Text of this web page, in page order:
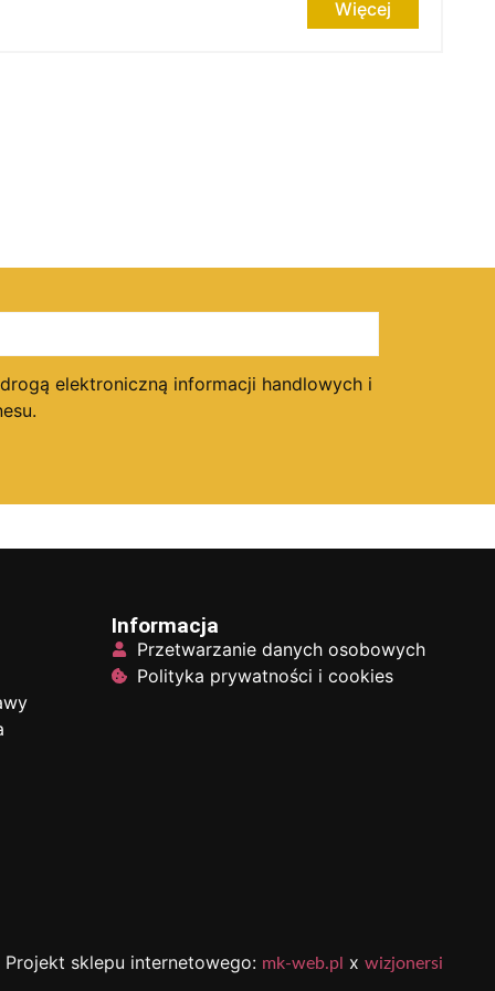
Więcej
elektroniczną informacji handlowych i
Informacja
Przetwarzanie danych osobowych
Polityka prywatności i cookies
Projekt sklepu internetowego: mk-web.pl x wizjonersi